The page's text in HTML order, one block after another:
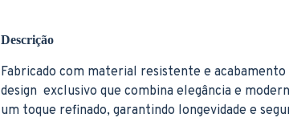
Descrição
Fabricado com material resistente e
design exclusivo que combina elegância e
um toque refinado, garantindo longevidade e